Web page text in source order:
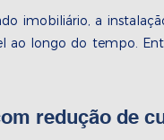
imobiliário, a
ao longo do tempo.
redução de